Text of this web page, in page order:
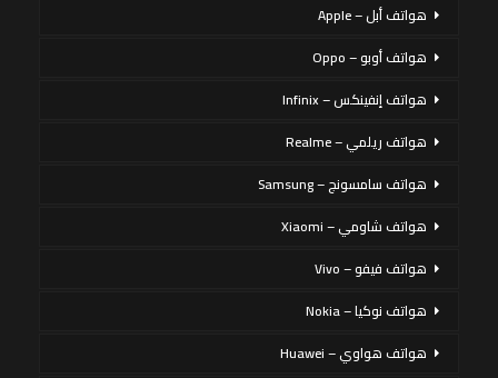
هواتف أبل – Apple
هواتف أوبو – Oppo
هواتف إنفينكس – Infinix
هواتف ريلمي – Realme
هواتف سامسونج – Samsung
هواتف شاومي – Xiaomi
هواتف فيفو – Vivo
هواتف نوكيا – Nokia
هواتف هواوي – Huawei